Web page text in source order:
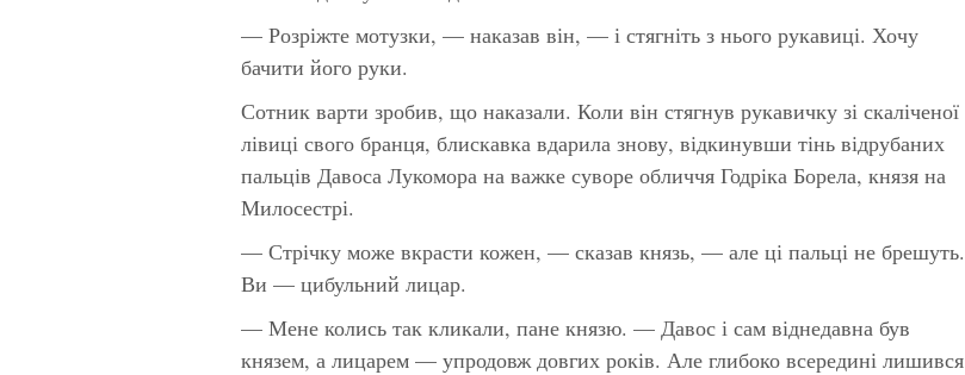
— Розріжте мотузки, — наказав він, — і стягніть з нього рукавиці. Хочу
бачити його руки.
Сотник варти зробив, що наказали. Коли він стягнув рукавичку зі скаліченої
лівиці свого бранця, блискавка вдарила знову, відкинувши тінь відрубаних
пальців Давоса Лукомора на важке суворе обличчя Годріка Борела, князя на
Милосестрі.
— Стрічку може вкрасти кожен, — сказав князь, — але ці пальці не брешуть.
Ви — цибульний лицар.
— Мене колись так кликали, пане князю. — Давос і сам віднедавна був
князем, а лицарем — упродовж довгих років. Але глибоко всередині лишився